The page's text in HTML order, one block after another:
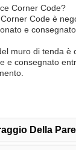
Corner Code?
Code è
e
muro di tenda è
e consegnato
Della